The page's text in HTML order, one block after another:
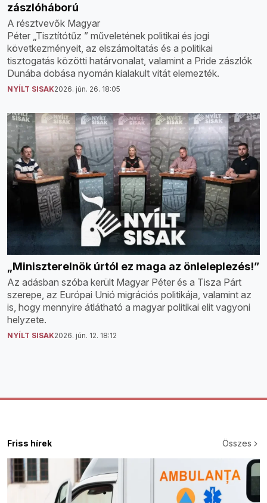
zászlóháború
A résztvevők Magyar
Péter „Tisztítótűz ” műveletének politikai és jogi
következményeit, az elszámoltatás és a politikai
tisztogatás közötti határvonalat, valamint a Pride zászlók
Dunába dobása nyomán kialakult vitát elemezték.
NYÍLT SISAK2026. jún. 26. 18:05
„Miniszterelnök úrtól ez maga az önleleplezés!”
Az adásban szóba került Magyar Péter és a Tisza Párt
szerepe, az Európai Unió migrációs politikája, valamint az
is, hogy mennyire átlátható a magyar politikai elit vagyoni
helyzete.
NYÍLT SISAK2026. jún. 12. 18:12
Friss hírek Összes